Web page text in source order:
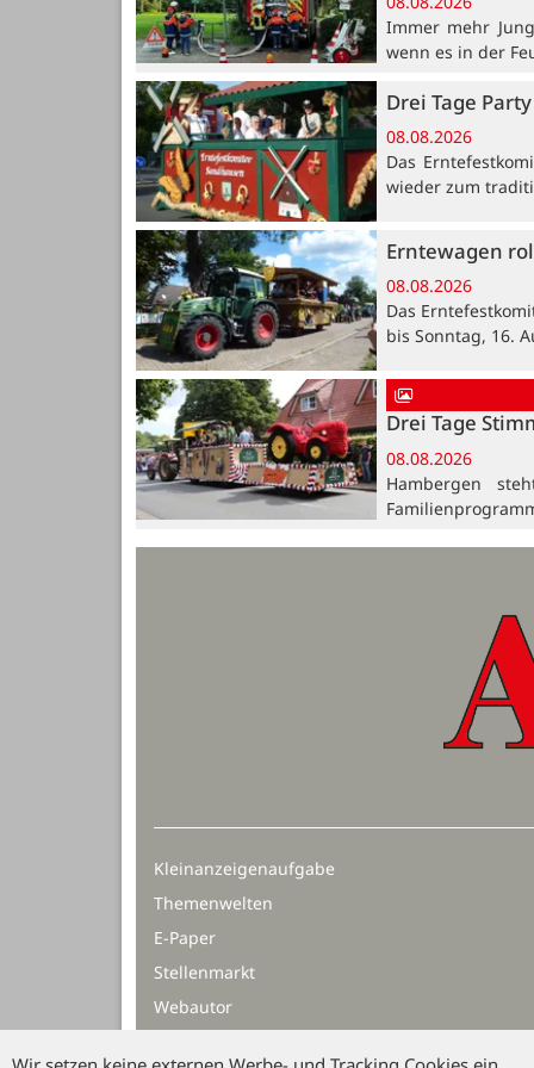
Immer mehr
wenn es in der
Drei Tage Party
08.08.2026
Das
wieder zum
Erntewagen
08.08.2026
Das
bis Sonntag, 16.
Drei Tage
08.08.2026
Hambergen
Kleinanzeigenaufgabe
Themenwelten
E-Paper
Stellenmarkt
Webautor